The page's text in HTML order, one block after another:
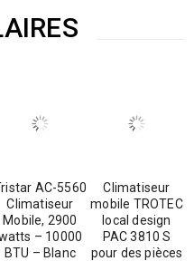
AC-5560
Climatiseur
Mobile, 2900
– 10000
BTU – Blanc
Climatiseur
mobile TROTEC
local design
PAC 3810 S
pour des pièces